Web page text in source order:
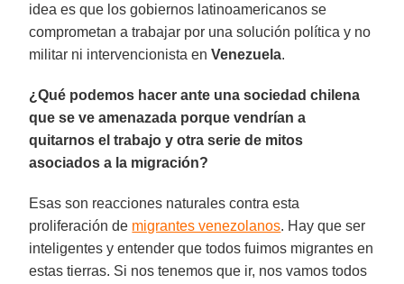
idea es que los gobiernos latinoamericanos se
comprometan a trabajar por una solución política y no
militar ni intervencionista enVenezuela.
¿Qué podemos hacer ante una sociedad chilena
que se ve amenazada porque vendrían a
quitarnos el trabajo y otra serie de mitos
asociados a la migración?
Esas son reacciones naturales contra esta
proliferación de migrantes venezolanos. Hay que ser
inteligentes y entender que todos fuimos migrantes en
estas tierras. Si nos tenemos que ir, nos vamos todos